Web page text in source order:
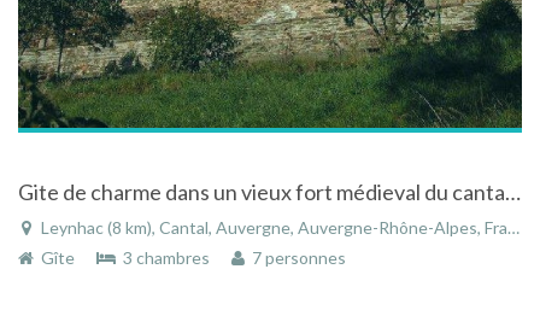
Gite de charme dans un vieux fort médieval du cantal ..3 étoiles clefs ...XIIIeme.
Leynhac (8 km), Cantal, Auvergne, Auvergne-Rhône-Alpes, France
Gîte
3 chambres 7 personnes